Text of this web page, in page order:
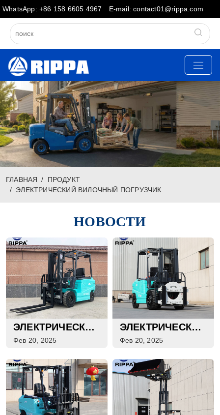
WhatsApp: +86 158 6605 4967 E-mail: contact01@rippa.com
ГЛАВНАЯ
ПРОДУКТ
ЭЛЕКТРИЧЕСКИЙ ВИЛОЧНЫЙ ПОГРУЗЧИК
НОВОСТИ
ЭЛЕКТРИЧЕСКИЙ
ВИЛОЧНЫЙ
RIPPA RF30E
Фев 20, 2025
ЭЛЕКТРИЧЕСКИЙ
ВИЛОЧНЫЙ
RIPPA RF30E
Фев 20, 2025